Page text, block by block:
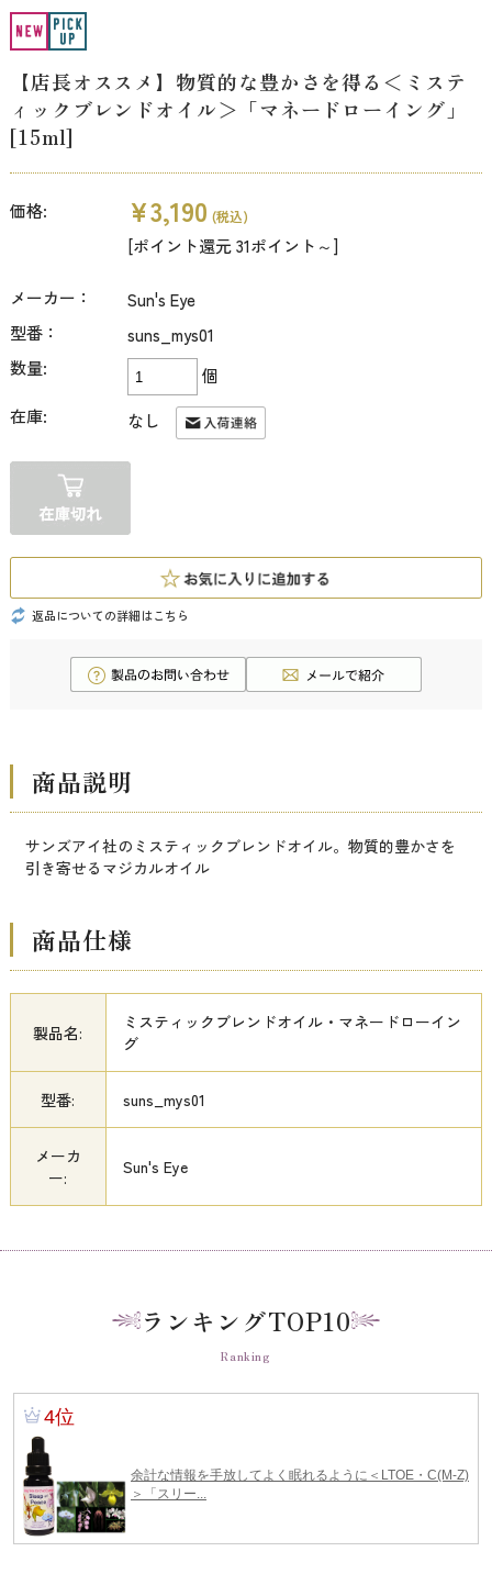
【店長オススメ】物質的な豊かさを得る＜ミステ
ィックブレンドオイル＞「マネードローイング」
[15ml]
価格: ¥3,190 (税込)
[ポイント還元 31ポイント～]
メーカー：
Sun's Eye
型番：
suns_mys01
数量:
個
在庫:
なし
返品についての詳細はこちら
商品説明
サンズアイ社のミスティックブレンドオイル。物質的豊かさを
引き寄せるマジカルオイル
商品仕様
製品名:
ミスティックブレンドオイル・マネードローイン
グ
型番: suns_mys01
メーカ
ー:
Sun's Eye
ランキングTOP10
Ranking